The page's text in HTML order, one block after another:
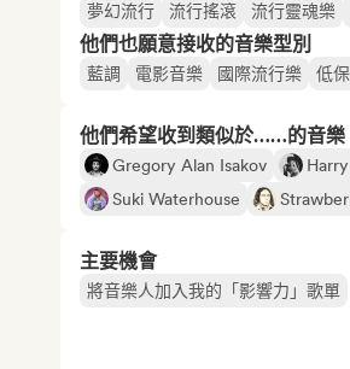
夢幻流行 流行搖滾 流行靈魂樂
他們也願意接收的音樂型別
藍調 電影音樂 國際流行樂 低
他們希望收到類似於……的音樂
Gregory Alan Isakov
Suki Waterhouse
主要機會
將音樂人加入我的「影響力」歌單